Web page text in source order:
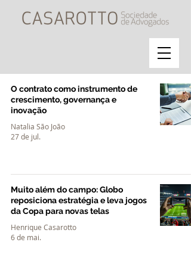
O contrato como instrumento de
crescimento, governança e
inovação
Natalia São João
27 de jul.
Muito além do campo: Globo
reposiciona estratégia e leva jogos
da Copa para novas telas
Henrique Casarotto
6 de mai.